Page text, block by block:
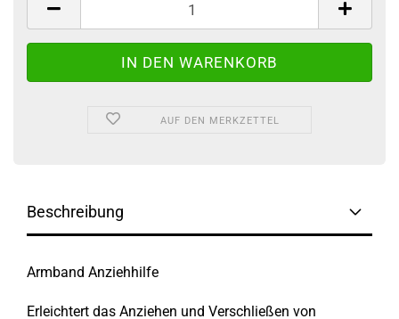
AUF DEN MERKZETTEL
Beschreibung
Armband Anziehhilfe
Erleichtert das Anziehen und Verschließen von